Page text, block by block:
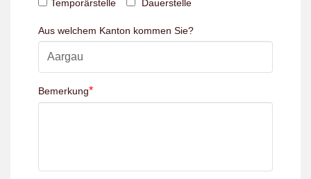
Temporärstelle Dauerstelle
Aus welchem Kanton kommen Sie?
Bemerkung*